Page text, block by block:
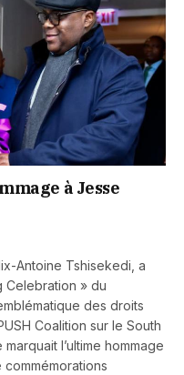
à Jesse
Antoine Tshisekedi, a
Celebration » du
des droits
Coalition sur le South
l’ultime hommage
commémorations